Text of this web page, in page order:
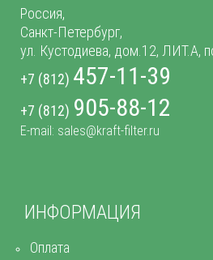
ИНФОРМАЦИЯ
Оплата
Россия,
Санкт-Петербург,
ул. Кустодиева, дом.12, ЛИТ.А,
+7 (812) 457-11-39
+7 (812) 905-88-12
E-mail: sales@kraft-filter.ru